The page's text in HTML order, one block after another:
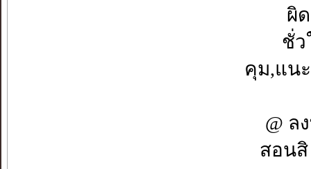
ผิ
ชั่ว
คุม,แน
@ ล
สอนสิ